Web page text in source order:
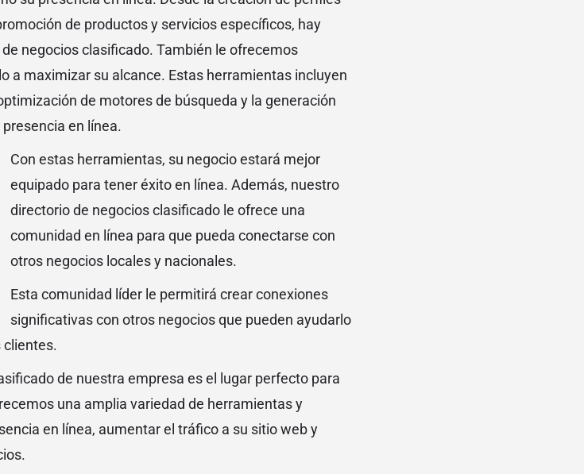
de productos y servicios específicos, hay
negocios clasificado. También le ofrecemos
a maximizar su alcance. Estas herramientas incluyen
de motores de búsqueda y la generación
en línea.
Con estas herramientas, su negocio estará mejor
equipado para tener éxito en línea. Además, nuestro
directorio de negocios clasificado le ofrece una
comunidad en línea para que pueda conectarse con
otros negocios locales y nacionales.
Esta comunidad líder le permitirá crear conexiones
significativas con otros negocios que pueden ayudarlo
clientes.
de nuestra empresa es el lugar perfecto para
una amplia variedad de herramientas y
en línea, aumentar el tráfico a su sitio web y